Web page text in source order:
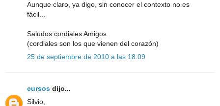
Aunque claro, ya digo, sin conocer el contexto no es
fácil...
Saludos cordiales Amigos
(cordiales son los que vienen del corazón)
25 de septiembre de 2010 a las 18:09
cursos dijo...
Silvio,